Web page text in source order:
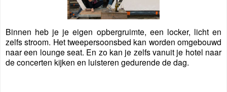
Binnen heb je je eigen opbergruimte, een locker, licht en
zelfs stroom. Het tweepersoonsbed kan worden omgebouwd
naar een lounge seat. En zo kan je zelfs vanuit je hotel naar
de concerten kijken en luisteren gedurende de dag.